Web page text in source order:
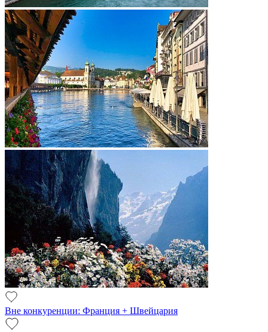
Вне конкуренции: Франция + Швейцария